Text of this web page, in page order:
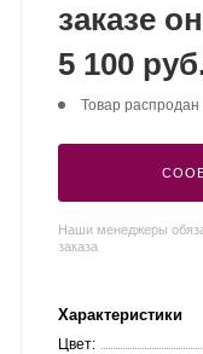
заказе
5 100
Товар распродан
Наши менеджеры
заказа
Характеристики
Цвет: